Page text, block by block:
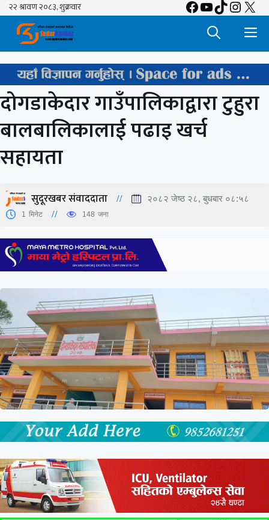
Skip
content
Facebook
YouTube
TikTok
X
दोगडाकेदार गाउँपालिकाद्वारा टुहुरा
बालबालिकालाई पढाइ खर्च
सहायता
सुदूरखबर संवाददाता २०८२ जेष्ठ २८, बुधबार ०८:५८
1 मिनेट 148 जना